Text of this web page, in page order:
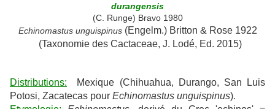
durangensis
(C. Runge) Bravo 1980
Echinomastus unguispinus(Engelm.) Britton & Rose 1922
(Taxonomie des Cactaceae, J. Lodé, Ed. 2015)
Distributions: Mexique (Chihuahua, Durango, San Luis
Potosi, Zacatecas pour Echinomastus unguispinus).